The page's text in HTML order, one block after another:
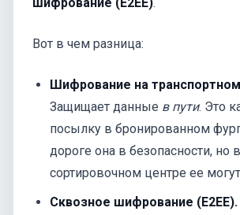
Вот в чем разница:
Шифрование на
Защищает данные в пути. Это
посылку в бронированном
дороге она в безопасности, но в
сортировочном центре ее
Сквозное шифрование (E2EE).